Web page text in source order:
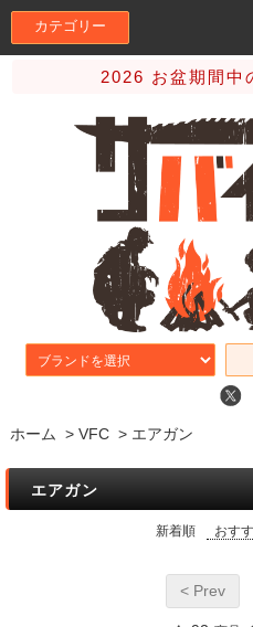
カテゴリー
2026 お盆期間中
ホーム > VFC > エアガン
エアガン
新着順 おす
< Prev